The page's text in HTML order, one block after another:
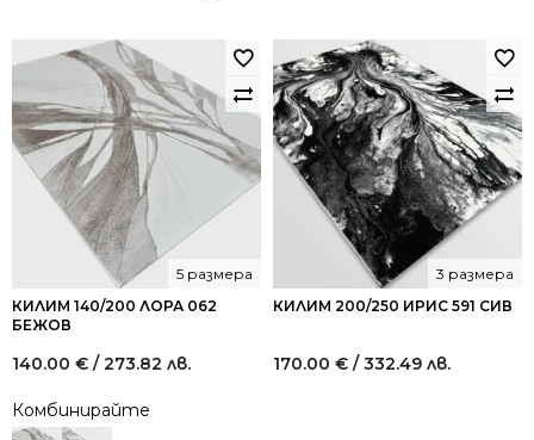
КИЛИМ 140/200 ЛОРА 062
БЕЖОВ
5 размера
140.00 € / 273.82 лв.
Комбинирайте
КИЛИМ 200/250 ИРИС 591 СИВ
3 размера
170.00 € / 332.49 лв.